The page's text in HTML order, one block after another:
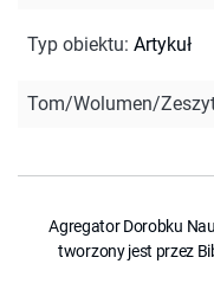
Typ obiektu: Artykuł
Tom/Wolumen/
Agregator Dorobku
tworzony jest przez